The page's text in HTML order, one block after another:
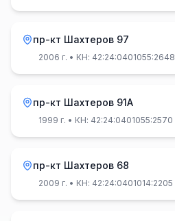
пр-кт Шахтеров 97
2006 г. • КН: 42:24:0401055:2648
пр-кт Шахтеров 91А
1999 г. • КН: 42:24:0401055:2570
пр-кт Шахтеров 68
2009 г. • КН: 42:24:0401014:2205